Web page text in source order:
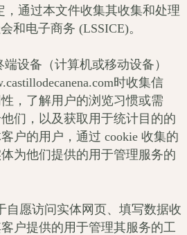
，通过本文件收集其收集和处理
和电子商务 (LSSICE)。
设备（计算机或移动设备）
时收集信
，了解用户的浏览习惯或需
们，以及获取用于统计目的的
户的用户，通过 cookie 收集的
为他们提供的用于管理服务的
自愿访问实体网页、填写数据收
户提供的用于管理其服务的工